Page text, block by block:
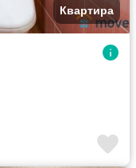
Квартира